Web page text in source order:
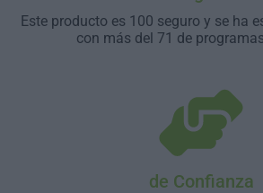
Este producto es 100 seguro y se ha
con más del 71 de
de Confianza